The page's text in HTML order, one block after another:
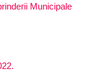
Municipale